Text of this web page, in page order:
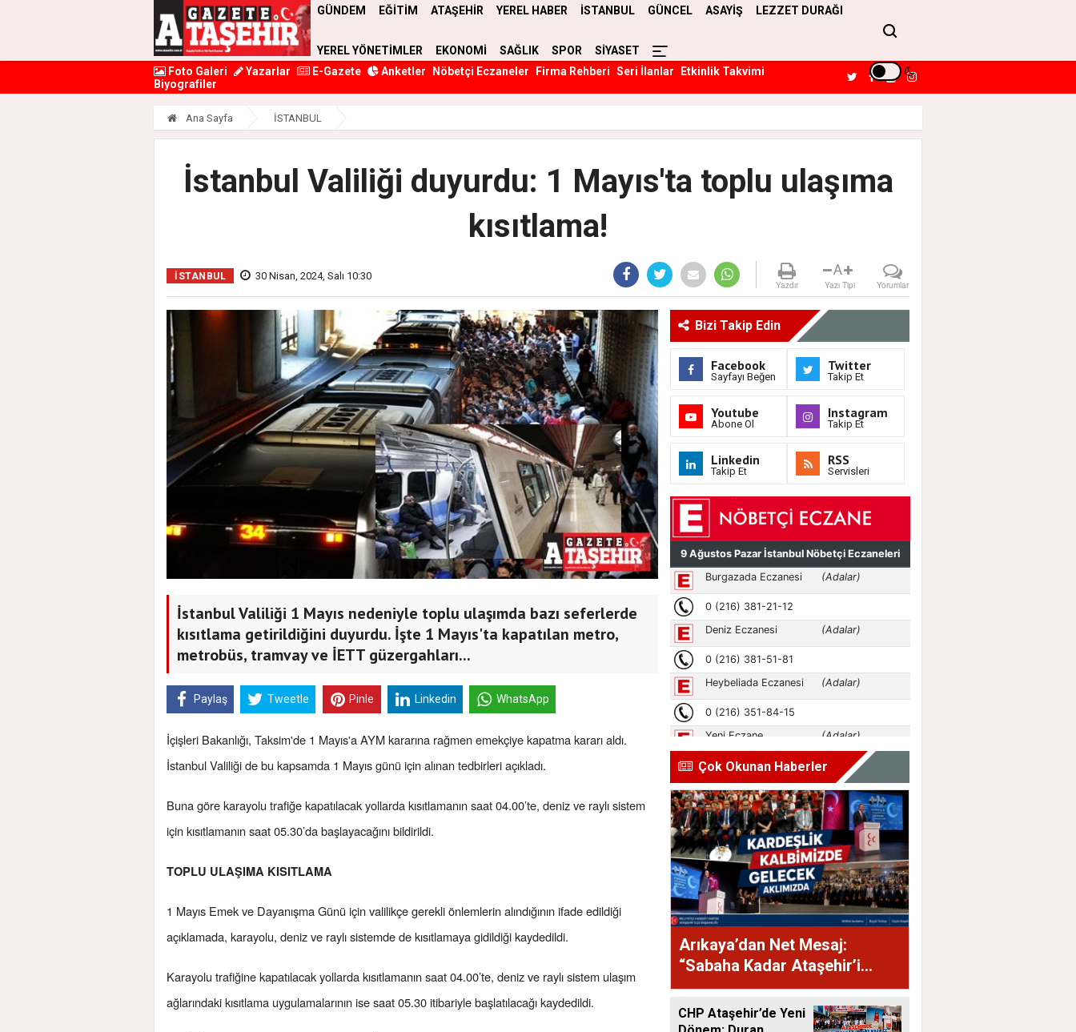
GÜNDEM EĞİTİM ATAŞEHİR YEREL HABER İSTANBUL GÜNCEL ASAYİŞ LEZZET DURAĞI
YEREL YÖNETİMLER EKONOMİ SAĞLIK SPOR
SİYASET
Foto Galeri
Yazarlar E-Gazete Anketler Nöbetçi Eczaneler Firma Rehberi Seri İlanlar
Etkinlik Takvimi
Biyografiler
Ana Sayfa İSTANBUL
İstanbul Valiliği duyurdu: 1 Mayıs'ta toplu ulaşıma
kısıtlama!
İSTANBUL 30 Nisan, 2024, Salı 10:30
Yazdır
A
Yazı Tipi Yorumlar
İstanbul Valiliği 1 Mayıs nedeniyle toplu ulaşımda bazı seferlerde
kısıtlama getirildiğini duyurdu. İşte 1 Mayıs'ta kapatılan metro,
metrobüs, tramvay ve İETT güzergahları...
Paylaş Tweetle Pinle Linkedin WhatsApp
İçişleri Bakanlığı, Taksim'de 1 Mayıs'a AYM kararına rağmen emekçiye kapatma kararı aldı.
İstanbul Valiliği de bu kapsamda 1 Mayıs günü için alınan tedbirleri açıkladı.
Buna göre karayolu trafiğe kapatılacak yollarda kısıtlamanın saat 04.00’te, deniz ve raylı sistem
için kısıtlamanın saat 05.30’da başlayacağını bildirildi.
TOPLU ULAŞIMA KISITLAMA
1 Mayıs Emek ve Dayanışma Günü için valilikçe gerekli önlemlerin alındığının ifade edildiği
açıklamada, karayolu, deniz ve raylı sistemde de kısıtlamaya gidildiği kaydedildi.
Karayolu trafiğine kapatılacak yollarda kısıtlamanın saat 04.00’te, deniz ve raylı sistem ulaşım
ağlarındaki kısıtlama uygulamalarının ise saat 05.30 itibariyle başlatılacağı kaydedildi.
Bizi Takip Edin
Facebook
Sayfayı Beğen
Twitter
Takip Et
Youtube
Abone Ol
Instagram
Takip Et
Linkedin
Takip Et
RSS
Servisleri
Çok Okunan Haberler
Arıkaya’dan Net Mesaj:
“Sabaha Kadar Ataşehir’i
Düşüneceğiz”
CHP Ataşehir’de Yeni